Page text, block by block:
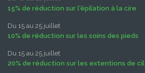
15% de réduction sur l'épilation à la cire
Du 15 au 25 juillet
10% de réduction sur les soins des pieds
Du 15 au 25 juillet
20% de réduction sur les extentions de cil